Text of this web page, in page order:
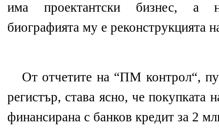
има проектантски бизнес, а
биографията му е реконструкцията
От отчетите на “ПМ контрол“,
регистър, става ясно, че покупката
финансирана с банков кредит за 2